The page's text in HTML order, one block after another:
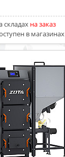
складах на заказ
в магазинах